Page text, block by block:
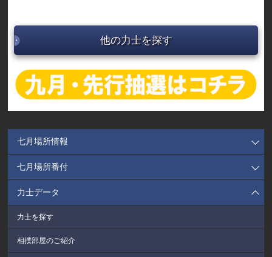
他の力士を探す
七月場所情報
七月場所番付
力士データ
力士を探す
相撲部屋のご紹介